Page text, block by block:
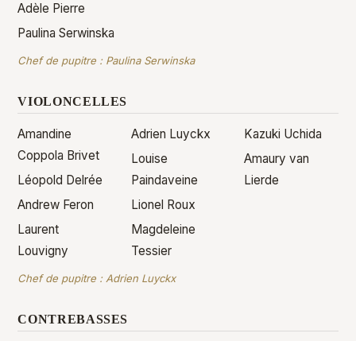
Adèle Pierre
Paulina Serwinska
Chef de pupitre : Paulina Serwinska
VIOLONCELLES
Amandine
Coppola Brivet
Léopold Delrée
Andrew Feron
Laurent
Louvigny
Adrien Luyckx
Louise
Paindaveine
Lionel Roux
Magdeleine
Tessier
Kazuki Uchida
Amaury van
Lierde
Chef de pupitre : Adrien Luyckx
CONTREBASSES